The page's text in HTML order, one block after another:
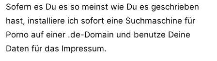
Sofern es Du es so meinst wie Du es geschrieben
hast, installiere ich sofort eine Suchmaschine für
Porno auf einer .de-Domain und benutze Deine
Daten für das Impressum.